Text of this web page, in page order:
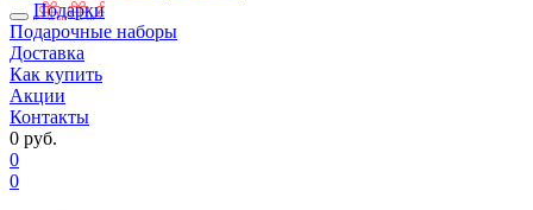
Подарки
Подарочные наборы
Доставка
Как купить
Акции
Контакты
0 руб.
0
0